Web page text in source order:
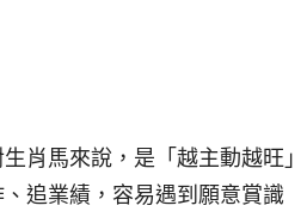
肖馬來說，是「越主動越旺」
追業績，容易遇到願意賞識